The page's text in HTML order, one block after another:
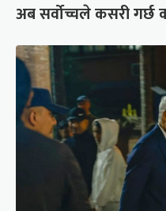
अब सर्वोच्चले कसरी गर्छ